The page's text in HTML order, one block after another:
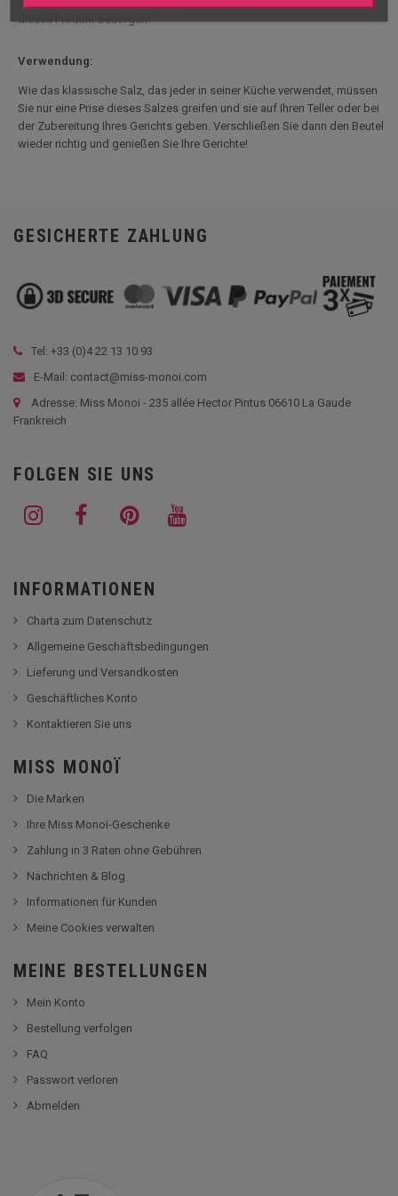
dieses Produkt besorgen!
Verwendung:
Wie das klassische Salz, das jeder in seiner Küche verwendet, müssen
Sie nur eine Prise dieses Salzes greifen und sie auf Ihren Teller oder bei
der Zubereitung Ihres Gerichts geben. Verschließen Sie dann den Beutel
wieder richtig und genießen Sie Ihre Gerichte!
GESICHERTE ZAHLUNG
Tel: +33 (0)4 22 13 10 93
E-Mail: contact@miss-monoi.com
Adresse: Miss Monoi - 235 allée Hector Pintus 06610 La Gaude
Frankreich
FOLGEN SIE UNS
INFORMATIONEN
Charta zum Datenschutz
Allgemeine Geschäftsbedingungen
Lieferung und Versandkosten
Geschäftliches Konto
Kontaktieren Sie uns
MISS MONOÏ
Die Marken
Ihre Miss Monoï-Geschenke
Zahlung in 3 Raten ohne Gebühren
Nachrichten & Blog
Informationen für Kunden
Meine Cookies verwalten
MEINE BESTELLUNGEN
Mein Konto
Bestellung verfolgen
FAQ
Passwort verloren
Abmelden